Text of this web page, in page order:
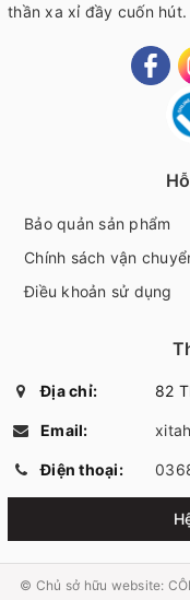
thần xa xỉ đầy cuốn hút.
Bảo quản sản phẩm
Chính sách vận
Điều khoản sử dụng
Địa chỉ: 82
Email:
Điện thoại:
© Chủ sở hữu website: